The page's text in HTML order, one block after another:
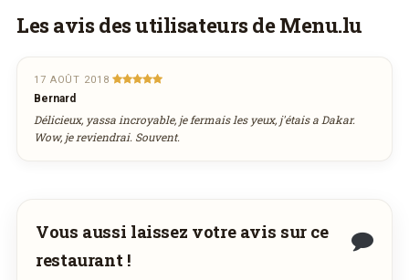
Vous aimeriez être livré ?
Vous adorezAfrikan Gourmetet vous
voudriez déguster ses plats à la maison ? Ce
restaurant ne propose pas encore la livraison
en ligne. Demandez-lui de rejoindre
DÉCOUVRIR LA LIVRAISON
Les avis des utilisateurs de Menu.lu
17 AOÛT 2018
Bernard
Délicieux, yassa incroyable, je fermais les yeux, j'étais a Dakar.
Wow, je reviendrai. Souvent.
Vous aussi laissez votre avis sur ce
restaurant !